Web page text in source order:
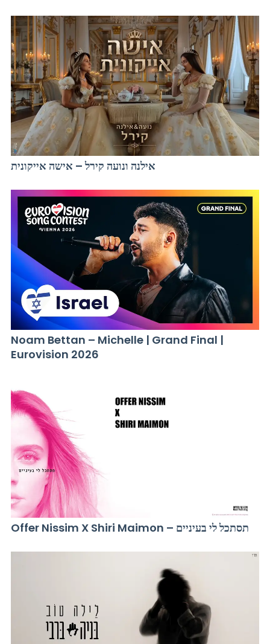
אילנה ונועה קירל – אישה אייקונית
Noam Bettan – Michelle | Grand Final |
Eurovision 2026
Offer Nissim X Shiri Maimon – תסתכל לי בעיניים